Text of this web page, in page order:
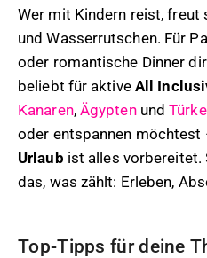
Wer mit Kindern reist, freut
und Wasserrutschen. Für
oder romantische Dinner
beliebt für aktive All
Kanaren, Ägyptenund
oder entspannen möchtest
Urlaub ist alles
das, was zählt: Erleben,
Top-Tipps für deine